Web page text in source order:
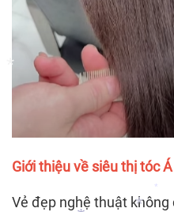
*Giới thiệu về siêu thị tóc
Vẻ đẹp nghệ thuật